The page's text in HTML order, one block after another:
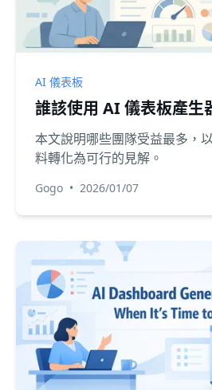
AI 儀表板
誰該使用 AI 儀表板產生
本文說明哪些團隊受益最多，
料轉化為可行的見解。
Gogo • 2026/01/07